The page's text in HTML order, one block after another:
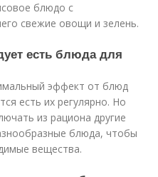
блюдо с
свежие овощи и зелень.
есть блюда для
эффект от блюд
есть их регулярно. Но
из рациона другие
блюда, чтобы
вещества.